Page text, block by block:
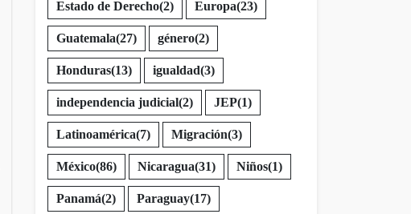
Estado de Derecho(2) Europa(23)
Guatemala(27) género(2)
Honduras(13) igualdad(3)
independencia judicial(2) JEP(1)
Latinoamérica(7) Migración(3)
México(86) Nicaragua(31) Niños(1)
Panamá(2) Paraguay(17)